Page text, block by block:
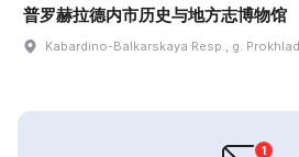
普罗赫拉德内市历史与地方志博物馆
Kabardino-Balkarskaya Resp., g.